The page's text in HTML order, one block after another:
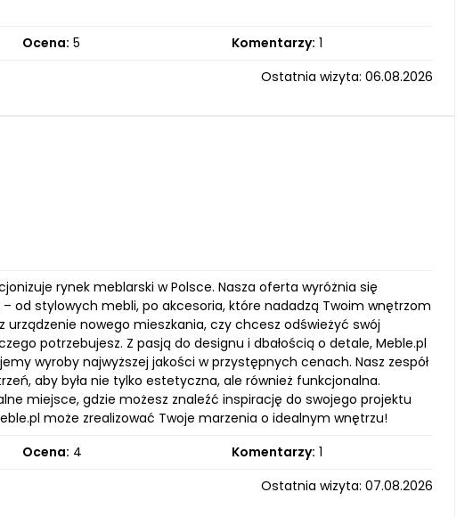
Ocena: 5 Komentarzy: 1
Ostatnia wizyta: 06.08.2026
rynek meblarski w Polsce. Nasza oferta wyróżnia się
stylowych mebli, po akcesoria, które nadadzą Twoim wnętrzom
nowego mieszkania, czy chcesz odświeżyć swój
potrzebujesz. Z pasją do designu i dbałością o detale, Meble.pl
wyroby najwyższej jakości w przystępnych cenach. Nasz zespół
aby była nie tylko estetyczna, ale również funkcjonalna.
miejsce, gdzie możesz znaleźć inspirację do swojego projektu
może zrealizować Twoje marzenia o idealnym wnętrzu!
Ocena: 4 Komentarzy: 1
Ostatnia wizyta: 07.08.2026